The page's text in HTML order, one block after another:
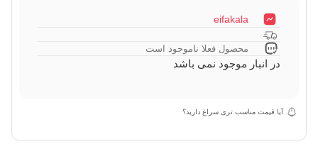
eifakala
محصول فعلا ناموجود است
در انبار موجود نمی باشد
آیا قیمت مناسب تری سراغ دارید؟